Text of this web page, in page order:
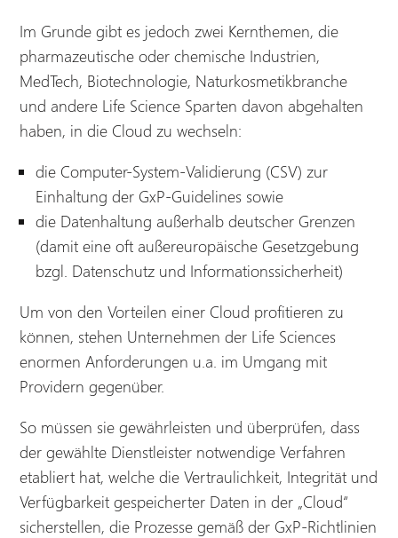
Im Grunde gibt es jedoch zwei Kernthemen, die
pharmazeutische oder chemische Industrien,
MedTech, Biotechnologie, Naturkosmetikbranche
und andere Life Science Sparten davon abgehalten
haben, in die Cloud zu wechseln:
die Computer-System-Validierung (CSV) zur
Einhaltung der GxP-Guidelines sowie
die Datenhaltung außerhalb deutscher Grenzen
(damit eine oft außereuropäische Gesetzgebung
bzgl. Datenschutz und Informationssicherheit)
Um von den Vorteilen einer Cloud profitieren zu
können, stehen Unternehmen der Life Sciences
enormen Anforderungen u.a. im Umgang mit
Providern gegenüber.
So müssen sie gewährleisten und überprüfen, dass
der gewählte Dienstleister notwendige Verfahren
etabliert hat, welche die Vertraulichkeit, Integrität und
Verfügbarkeit gespeicherter Daten in der „Cloud“
sicherstellen, die Prozesse gemäß der GxP-Richtlinien